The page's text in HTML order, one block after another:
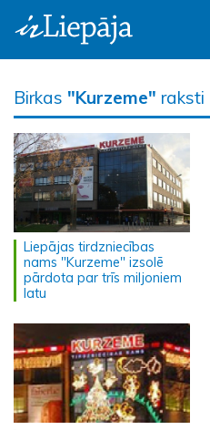
Birkas "Kurzeme" raksti
Liepājas tirdzniecības
nams "Kurzeme" izsolē
pārdota par trīs miljoniem
latu